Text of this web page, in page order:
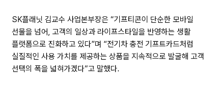
SK플래닛 김교수 사업본부장은 “기프티콘이 단순한 모바일
선물을 넘어, 고객의 일상과 라이프스타일을 반영하는 생활
플랫폼으로 진화하고 있다”며 “전기차 충전 기프트카드처럼
실질적인 사용 가치를 제공하는 상품을 지속적으로 발굴해 고객
선택의 폭을 넓혀가겠다”고 말했다.